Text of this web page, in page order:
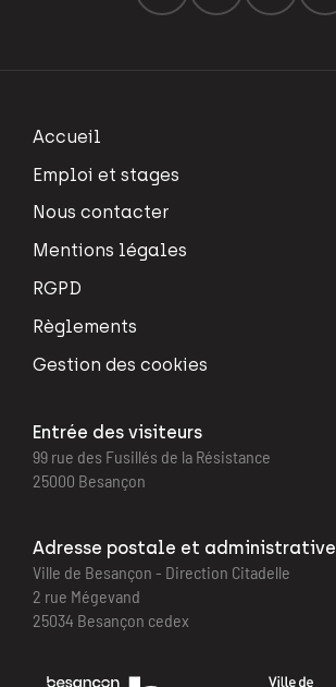
Accueil
Emploi et stages
Nous contacter
Mentions légales
RGPD
Règlements
Gestion des cookies
Entrée des visiteurs
99 rue des Fusillés de la Résistance
25000 Besançon
Adresse postale et administrative
Ville de Besançon - Direction Citadelle
2 rue Mégevand
25034 Besançon cedex